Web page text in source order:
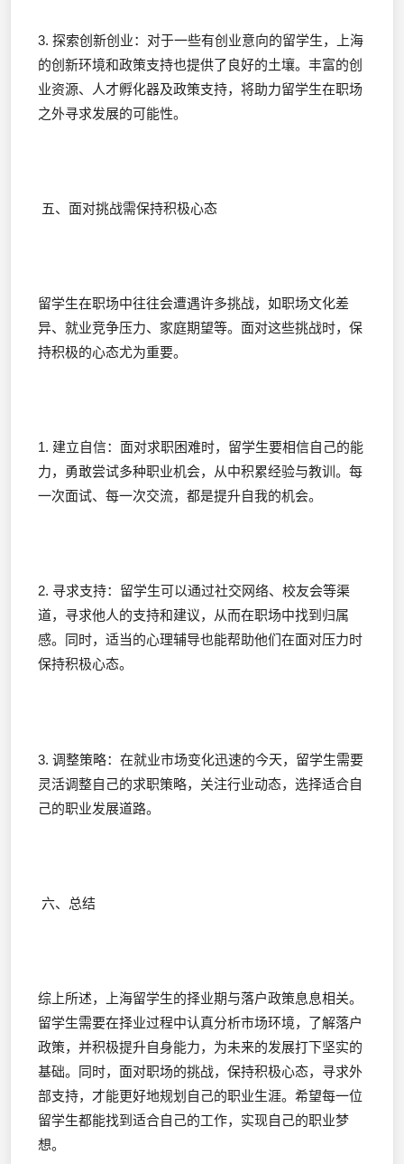
3. 探索创新创业：对于一些有创业意向的留学生，上海
的创新环境和政策支持也提供了良好的土壤。丰富的创
业资源、人才孵化器及政策支持，将助力留学生在职场
之外寻求发展的可能性。
五、面对挑战需保持积极心态
留学生在职场中往往会遭遇许多挑战，如职场文化差
异、就业竞争压力、家庭期望等。面对这些挑战时，保
持积极的心态尤为重要。
1. 建立自信：面对求职困难时，留学生要相信自己的能
力，勇敢尝试多种职业机会，从中积累经验与教训。每
一次面试、每一次交流，都是提升自我的机会。
2. 寻求支持：留学生可以通过社交网络、校友会等渠
道，寻求他人的支持和建议，从而在职场中找到归属
感。同时，适当的心理辅导也能帮助他们在面对压力时
保持积极心态。
3. 调整策略：在就业市场变化迅速的今天，留学生需要
灵活调整自己的求职策略，关注行业动态，选择适合自
己的职业发展道路。
六、总结
综上所述，上海留学生的择业期与落户政策息息相关。
留学生需要在择业过程中认真分析市场环境，了解落户
政策，并积极提升自身能力，为未来的发展打下坚实的
基础。同时，面对职场的挑战，保持积极心态，寻求外
部支持，才能更好地规划自己的职业生涯。希望每一位
留学生都能找到适合自己的工作，实现自己的职业梦
想。